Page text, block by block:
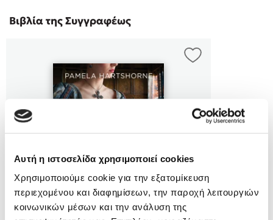
Αυτή η ιστοσελίδα χρησιμοποιεί cookies
Χρησιμοποιούμε cookie για την εξατομίκευση
περιεχομένου και διαφημίσεων, την παροχή λειτουργιών
κοινωνικών μέσων και την ανάλυση της
Ιωάννης Γλωσσόπουλος
Ένας γίγαντας στο σχολείο
Δανάη Δεληγεώργη
Πάνω, κάτω, μπροστά, πίσω
Βιβλία της Συγγραφέως